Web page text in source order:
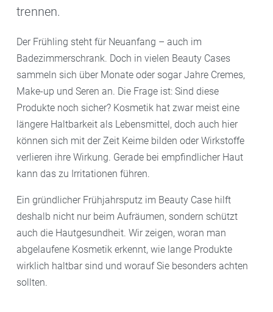
trennen.
Der Frühling steht für Neuanfang – auch im
Badezimmerschrank. Doch in vielen Beauty Cases
sammeln sich über Monate oder sogar Jahre Cremes,
Make-up und Seren an. Die Frage ist: Sind diese
Produkte noch sicher? Kosmetik hat zwar meist eine
längere Haltbarkeit als Lebensmittel, doch auch hier
können sich mit der Zeit Keime bilden oder Wirkstoffe
verlieren ihre Wirkung. Gerade bei empfindlicher Haut
kann das zu Irritationen führen.
Ein gründlicher Frühjahrsputz im Beauty Case hilft
deshalb nicht nur beim Aufräumen, sondern schützt
auch die Hautgesundheit. Wir zeigen, woran man
abgelaufene Kosmetik erkennt, wie lange Produkte
wirklich haltbar sind und worauf Sie besonders achten
sollten.